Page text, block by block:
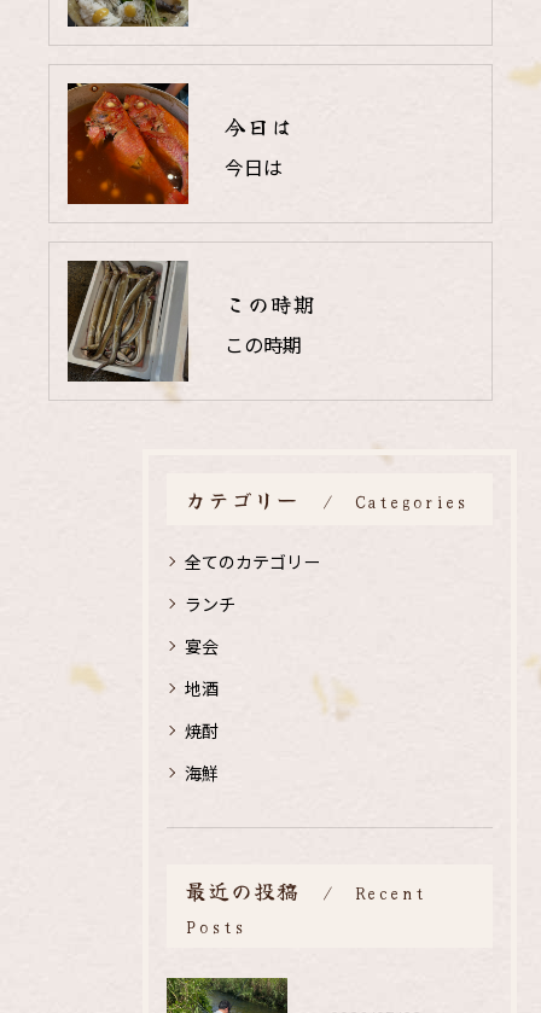
今日は
今日は
この時期
この時期
カテゴリー Categories
全てのカテゴリー
ランチ
宴会
地酒
焼酎
海鮮
最近の投稿
Recent
Posts